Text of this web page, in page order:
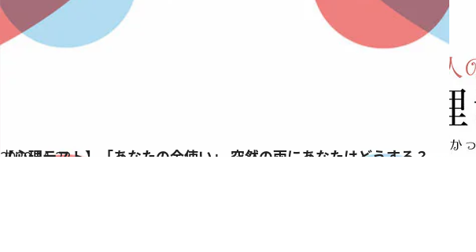
2020.11.22
【心理テスト】「あなたの金使い」 突然の雨にあなたはどうする？
占い